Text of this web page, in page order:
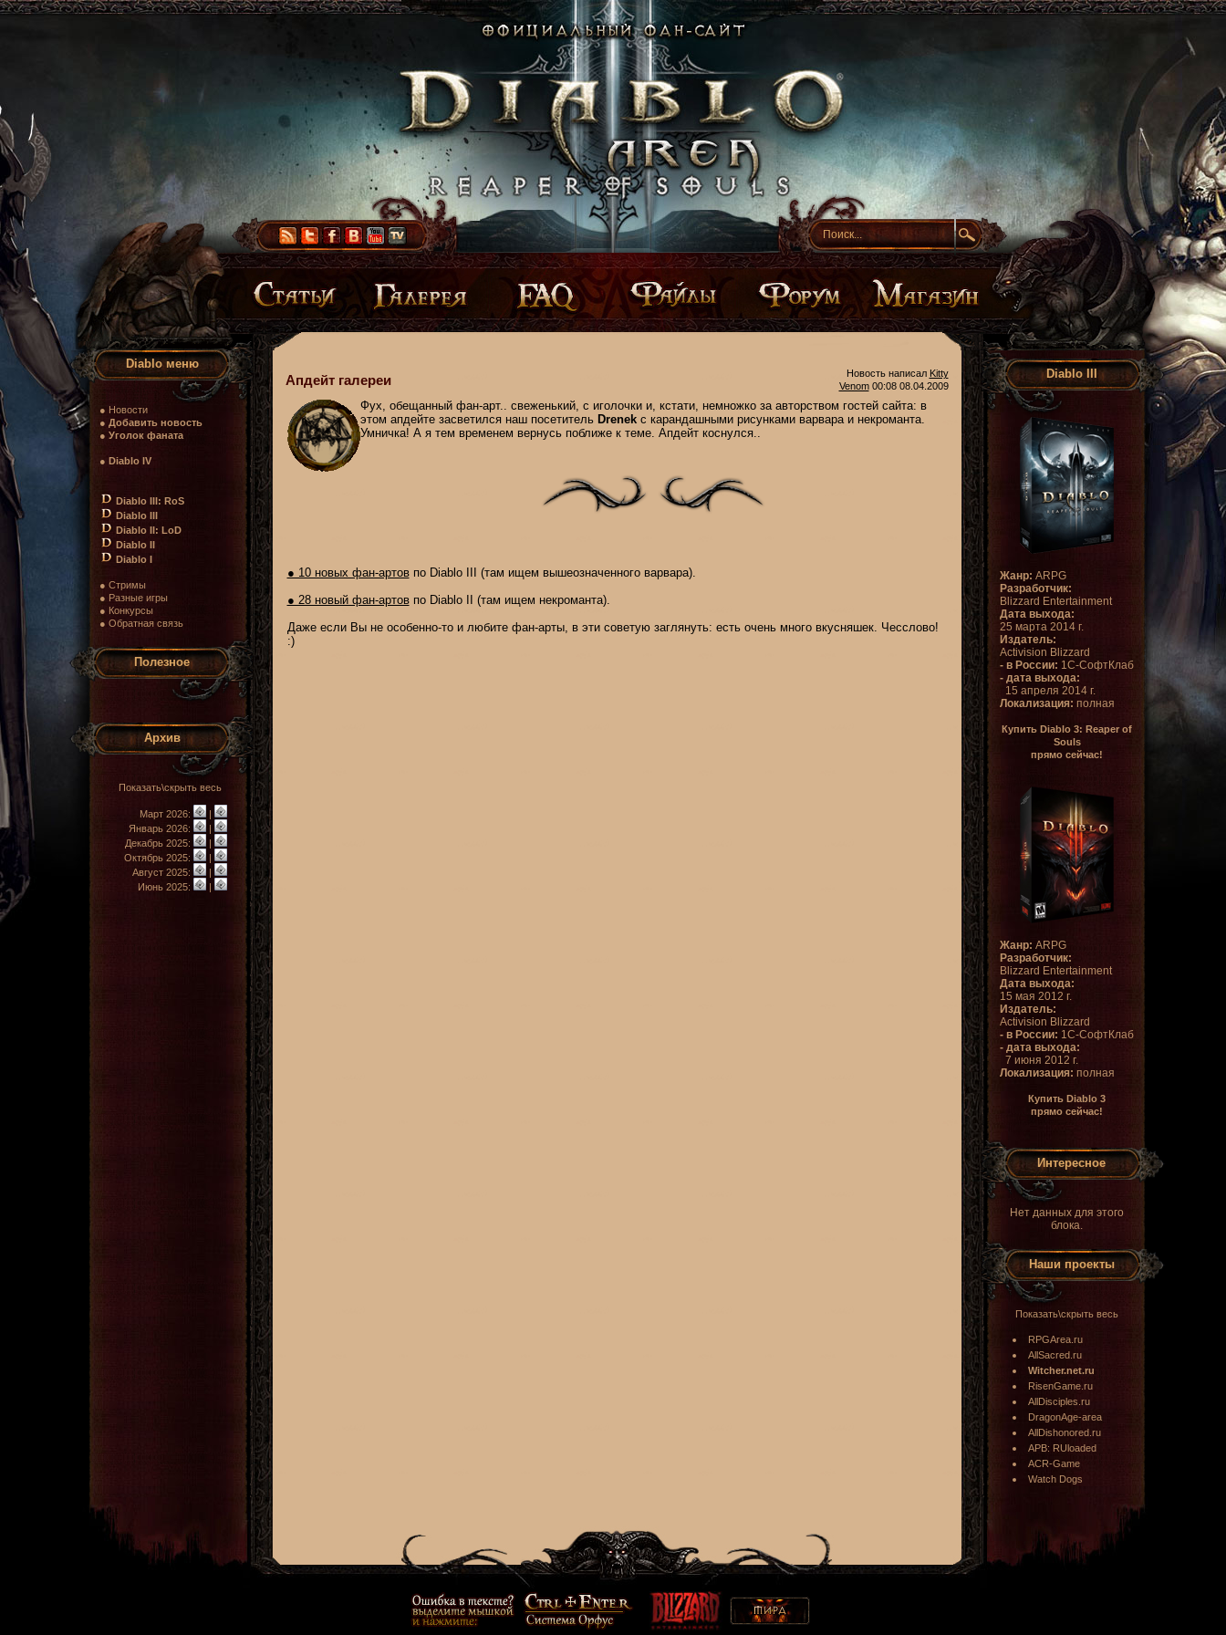
Diablo меню
● Новости
● Добавить новость
● Уголок фаната
● Diablo IV
Diablo III: RoS
Diablo III
Diablo II: LoD
Diablo II
Diablo I
● Стримы
● Разные игры
● Конкурсы
● Обратная связь
Полезное
Архив
Показать\скрыть весь
Март 2026:
|
Январь 2026:
|
Декабрь 2025:
|
Октябрь 2025:
|
Август 2025:
|
Июнь 2025:
|
Апдейт галереи Новость написал Kitty
Venom00:08 08.04.2009
Фух, обещанный фан-арт.. свеженький, с иголочки и, кстати, немножко за авторством гостей сайта: в
этом апдейте засветился наш посетитель Drenekс карандашными рисунками варвара и некроманта.
Умничка! А я тем временем вернусь поближе к теме. Апдейт коснулся..
● 10 новых фан-артовпо Diablo III (там ищем вышеозначенного варвара).
● 28 новый фан-артовпо Diablo II (там ищем некроманта).
Даже если Вы не особенно-то и любите фан-арты, в эти советую заглянуть: есть очень много вкусняшек. Чесслово!
:)
Diablo III
Жанр: ARPG
Разработчик:
Blizzard Entertainment
Дата выхода:
25 марта 2014 г.
Издатель:
Activision Blizzard
- в России: 1С-СофтКлаб
- дата выхода:
15 апреля 2014 г.
Локализация: полная
Купить Diablo 3: Reaper of
Souls
прямо сейчас!
Жанр: ARPG
Разработчик:
Blizzard Entertainment
Дата выхода:
15 мая 2012 г.
Издатель:
Activision Blizzard
- в России: 1С-СофтКлаб
- дата выхода:
7 июня 2012 г.
Локализация: полная
Купить Diablo 3
прямо сейчас!
Интересное
Нет данных для этого
блока.
Наши проекты
Показать\скрыть весь
RPGArea.ru
AllSacred.ru
Witcher.net.ru
RisenGame.ru
AllDisciples.ru
DragonAge-area
AllDishonored.ru
APB: RUloaded
ACR-Game
Watch Dogs